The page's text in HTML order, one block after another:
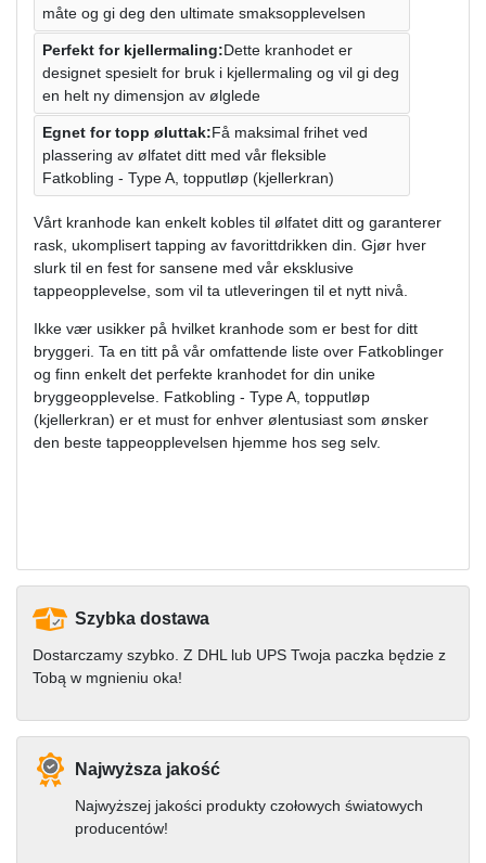
måte og gi deg den ultimate smaksopplevelsen
Perfekt for kjellermaling:Dette kranhodet er
designet spesielt for bruk i kjellermaling og vil gi deg
en helt ny dimensjon av ølglede
Egnet for topp øluttak:Få maksimal frihet ved
plassering av ølfatet ditt med vår fleksible
Fatkobling - Type A, topputløp (kjellerkran)
Vårt kranhode kan enkelt kobles til ølfatet ditt og garanterer
rask, ukomplisert tapping av favorittdrikken din. Gjør hver
slurk til en fest for sansene med vår eksklusive
tappeopplevelse, som vil ta utleveringen til et nytt nivå.
Ikke vær usikker på hvilket kranhode som er best for ditt
bryggeri. Ta en titt på vår omfattende liste over Fatkoblinger
og finn enkelt det perfekte kranhodet for din unike
bryggeopplevelse. Fatkobling - Type A, topputløp
(kjellerkran) er et must for enhver ølentusiast som ønsker
den beste tappeopplevelsen hjemme hos seg selv.
Szybka dostawa
Dostarczamy szybko. Z DHL lub UPS Twoja paczka będzie z
Tobą w mgnieniu oka!
Najwyższa jakość
Najwyższej jakości produkty czołowych światowych
producentów!